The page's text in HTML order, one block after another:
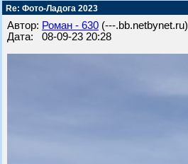
Re: Фото-Ладога 2023
Автор: Роман - 630 (---.bb.netbynet.ru)
Дата: 08-09-23 20:28